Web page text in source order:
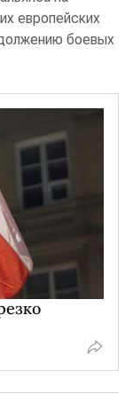
европейских
боевых